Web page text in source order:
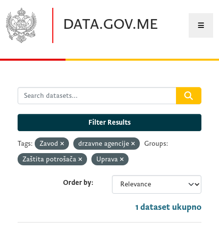
DATA.GOV.ME
Filter Results
Tags: Zavod drzavne agencije
Groups:
Zaštita potrošača
Uprava
Order by
1 dataset ukupno